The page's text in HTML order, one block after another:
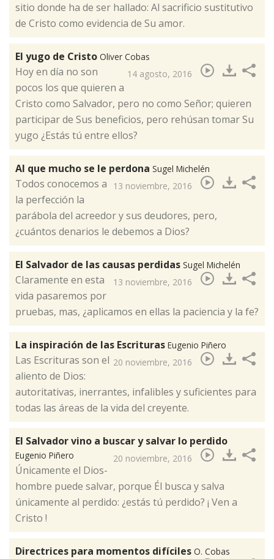
sitio donde ha de ser hallado: Al sacrificio sustitutivo
de Cristo como evidencia de Su amor​.
El yugo de Cristo Oliver Cobas
14 agosto, 2016
​Hoy en día no son
pocos los que quieren a
Cristo como Salvador, pero no como Señor; quieren
participar de Sus beneficios, pero rehúsan tomar Su
yugo ¿Estás tú entre ellos?
Al que mucho se le perdona Sugel Michelén
13 noviembre, 2016
Todos conocemos a
la perfección la
parábola del acreedor y sus deudores, pero,
¿cuántos denarios le debemos a Dios?​
El Salvador de las causas perdidas Sugel Michelén
13 noviembre, 2016
Claramente en esta
vida pasaremos por
pruebas, mas, ¿aplicamos en ellas la paciencia y la fe?​
La inspiración de las Escrituras Eugenio Piñero
20 noviembre, 2016
Las Escrituras son el
aliento de Dios:
autoritativas, inerrantes, infalibles y suficientes para
todas las áreas de la vida del creyente.​
El Salvador vino a buscar y salvar lo perdido
Eugenio Piñero 20 noviembre, 2016
Únicamente el Dios-
hombre puede salvar, porque Él busca y salva
únicamente al perdido: ¿estás tú perdido? ¡ Ven a
Cristo !​
Directrices para momentos difíciles O. Cobas